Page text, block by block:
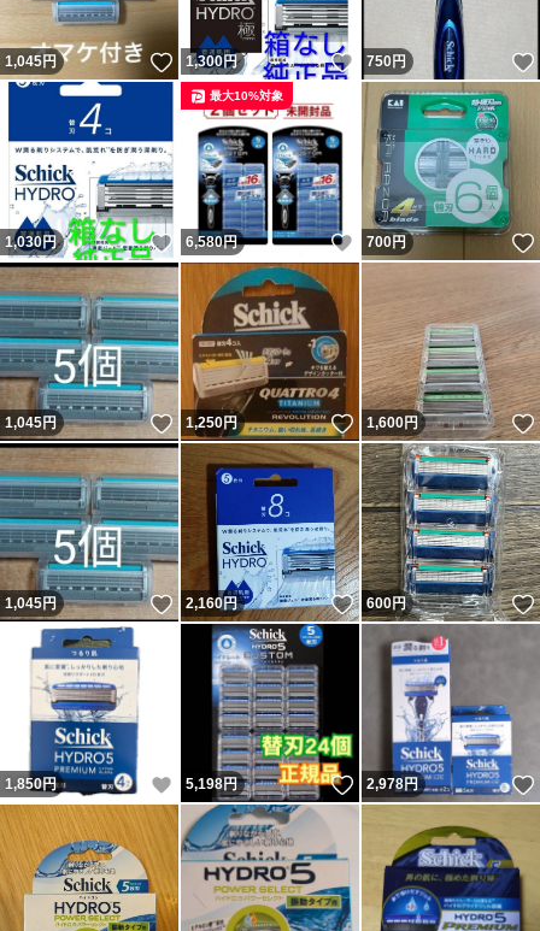
1,045円 いいね！
1,300円 いいね！
750円
1,030円 いいね！
6,580円 いいね！
最大10%対象
700円
1,045円 いいね！
1,250円 いいね！
1,600円
1,045円 いいね！
2,160円 いいね！
600円
1,850円 いいね！
5,198円 いいね！
2,978円